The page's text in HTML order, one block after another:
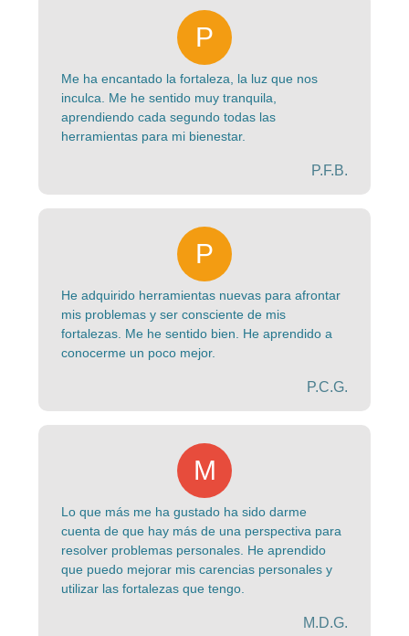
Me ha encantado la fortaleza, la luz que nos
inculca. Me he sentido muy tranquila,
aprendiendo cada segundo todas las
herramientas para mi bienestar.
P.F.B.
He adquirido herramientas nuevas para afrontar
mis problemas y ser consciente de mis
fortalezas. Me he sentido bien. He aprendido a
conocerme un poco mejor.
P.C.G.
Lo que más me ha gustado ha sido darme
cuenta de que hay más de una perspectiva para
resolver problemas personales. He aprendido
que puedo mejorar mis carencias personales y
utilizar las fortalezas que tengo.
M.D.G.